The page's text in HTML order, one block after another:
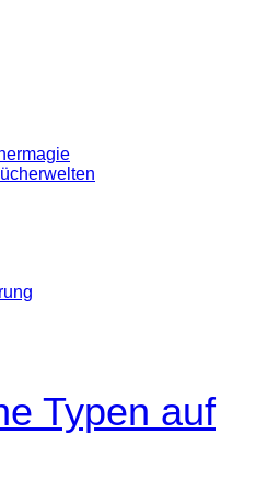
Typen auf